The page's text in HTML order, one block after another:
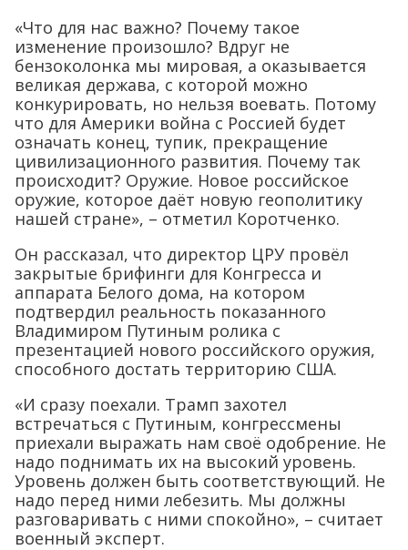
«Что для нас важно? Почему такое
изменение произошло? Вдруг не
бензоколонка мы мировая, а оказывается
великая держава, с которой можно
конкурировать, но нельзя воевать. Потому
что для Америки война с Россией будет
означать конец, тупик, прекращение
цивилизационного развития. Почему так
происходит? Оружие. Новое российское
оружие, которое даёт новую геополитику
нашей стране», – отметил Коротченко.
Он рассказал, что директор ЦРУ провёл
закрытые брифинги для Конгресса и
аппарата Белого дома, на котором
подтвердил реальность показанного
Владимиром Путиным ролика с
презентацией нового российского оружия,
способного достать территорию США.
«И сразу поехали. Трамп захотел
встречаться с Путиным, конгрессмены
приехали выражать нам своё одобрение. Не
надо поднимать их на высокий уровень.
Уровень должен быть соответствующий. Не
надо перед ними лебезить. Мы должны
разговаривать с ними спокойно», – считает
военный эксперт.